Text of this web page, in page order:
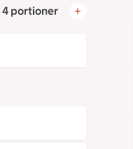
4 portioner